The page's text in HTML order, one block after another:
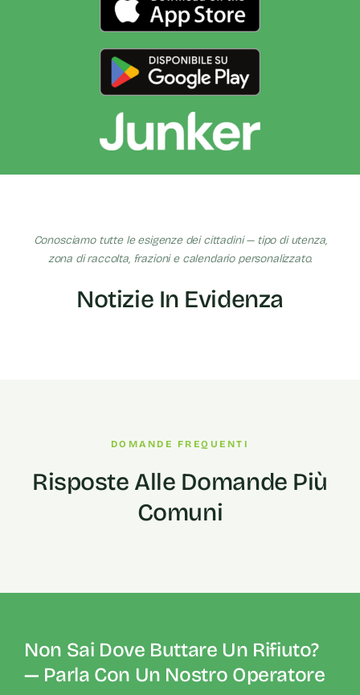
Conosciamo tutte le esigenze dei cittadini — tipo di utenza,
zona di raccolta, frazioni e calendario personalizzato.
Notizie In Evidenza
DOMANDE FREQUENTI
Risposte Alle Domande Più
Comuni
Non Sai Dove Buttare Un Rifiuto?
— Parla Con Un Nostro Operatore